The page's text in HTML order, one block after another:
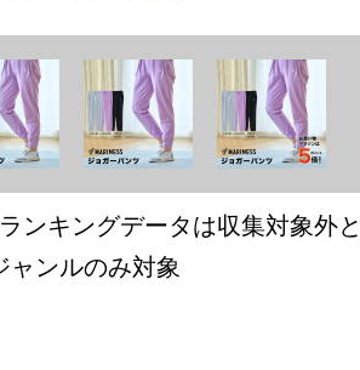
スポーツ
ング：18位
2022/04/25
スポーツ
ング：3位
ンキングデータは収集対象外
ンルのみ対象